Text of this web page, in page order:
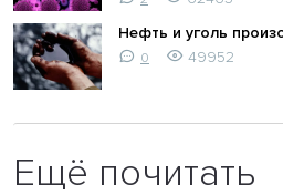
Нефть и уголь
0 49952
Ещё почитать